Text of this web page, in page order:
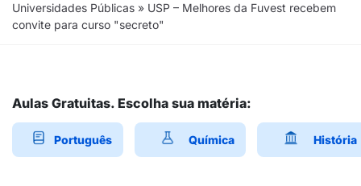
Universidades Públicas » USP – Melhores da Fuvest recebem
convite para curso "secreto"
Aulas Gratuitas. Escolha sua matéria:
Português Química História